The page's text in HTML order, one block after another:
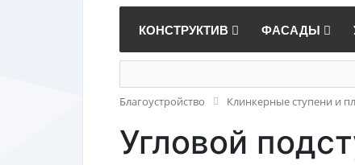
КОНСТРУКТИВ ФАСАДЫ
Благоустройство Клинкерные ступени и
Угловой